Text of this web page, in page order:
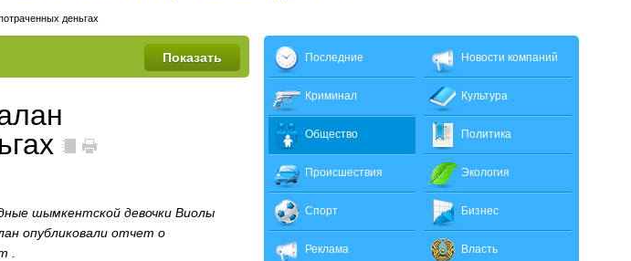
деньгах
шымкентской девочки Виолы
опубликовали отчет о
.
Последние
Криминал
Общество
Происшествия
Спорт
Реклама
Новости компаний
Культура
Политика
Экология
Бизнес
Власть